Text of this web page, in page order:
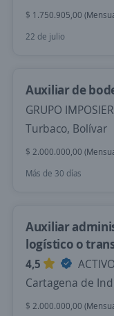
$ 1.750.905,00
22 de julio
Auxiliar de
GRUPO
Turbaco, Bolívar
$ 2.000.000,00
Más de 30 días
Auxiliar
logístico o
4,5
Cartagena de
$ 2.000.000,00